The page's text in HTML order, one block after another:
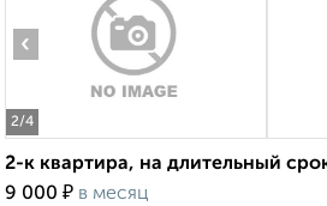
2/4
‹
2-к квартира, на длительный
9 000 ₽ в месяц